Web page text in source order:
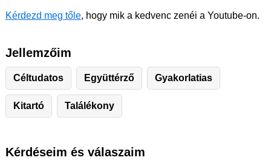
Kérdezd meg tőle, hogy mik a kedvenc zenéi a Youtube-on.
Jellemzőim
Céltudatos Együttérző Gyakorlatias
Kitartó Találékony
Kérdéseim és válaszaim